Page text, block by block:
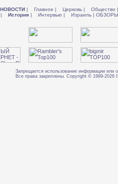
НОВОСТИ | Главное | Церковь | Общество |
| История | Интервью | Израиль |
Запрещается использование информации или
Все права закреплены. Copyright © 1999-